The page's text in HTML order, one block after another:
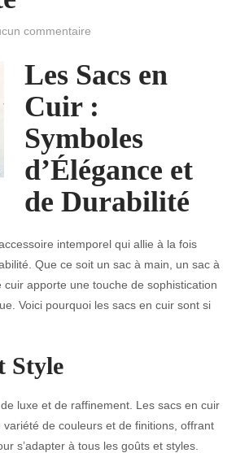
commentaire
Les Sacs en
Cuir :
Symboles
d’Élégance et
de Durabilité
intemporel qui allie à la fois
Que ce soit un sac à main, un sac à
apporte une touche de sophistication
Voici pourquoi les sacs en cuir sont si
Style
luxe et de raffinement. Les sacs en cuir
de couleurs et de finitions, offrant
s’adapter à tous les goûts et styles.